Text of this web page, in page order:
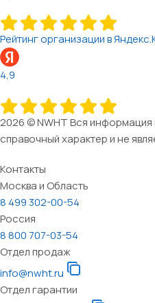
Рейтинг организации в
4,9
2026 © NWHT Вся информация
справочный характер и не
Контакты
Москва и Область
8 499 302-00-54
Россия
8 800 707-03-54
Отдел продаж
info@nwht.ru
Отдел гарантии